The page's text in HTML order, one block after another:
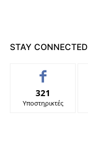
STAY CONNECTED
321
Υποστηρικτές